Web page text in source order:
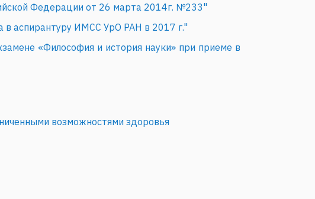
Федерации от 26 марта 2014г. №233"
аспирантуру ИМСС УрО РАН в 2017 г."
«Философия и история науки» при приеме в
возможностями здоровья